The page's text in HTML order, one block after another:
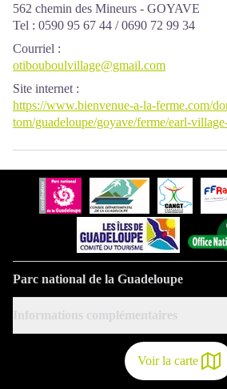
Voir la carte
562 chemin des Mineurs - GOYAVE
Tel : 0590 95 67 44 / 0690 72 99 34
Courriel :
otibouboulvillage@gmail.com
Site internet :
https://www.bienvenue-a-la-ferme.com/
tom/guadeloupe/goyave/ferme/earl-
Parc national de la Guadeloupe
Informations complémentaires